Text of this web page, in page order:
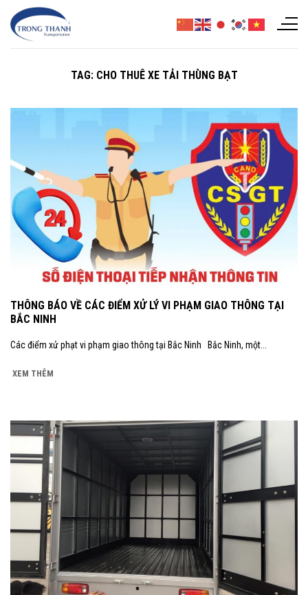
Chuyển
đến
TAG: CHO THUÊ XE TẢI THÙNG BẠT
THÔNG BÁO VỀ CÁC ĐIỂM XỬ LÝ VI PHẠM GIAO THÔNG TẠI
BẮC NINH
Các điểm xử phạt vi phạm giao thông tại Bắc Ninh Bắc Ninh, một...
XEM THÊM